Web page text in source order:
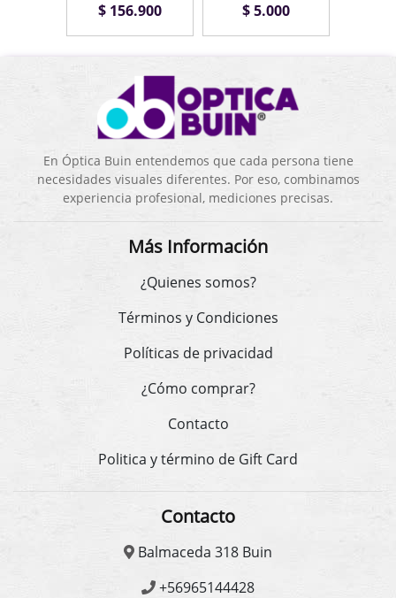
$ 156.900 $ 5.000
En Óptica Buin entendemos que cada persona tiene
necesidades visuales diferentes. Por eso, combinamos
experiencia profesional, mediciones precisas.
Más Información
¿Quienes somos?
Términos y Condiciones
Políticas de privacidad
¿Cómo comprar?
Contacto
Politica y término de Gift Card
Contacto
Balmaceda 318 Buin
+56965144428